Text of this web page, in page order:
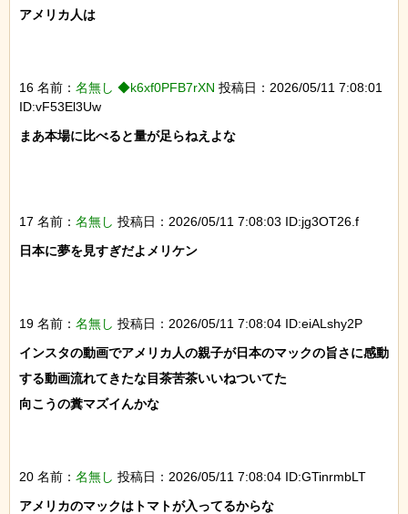
アメリカ人は
16 名前： 名無し ◆k6xf0PFB7rXN 投稿日：2026/05/11 7:08:01
ID:vF53El3Uw
まあ本場に比べると量が足らねえよな
17 名前： 名無し 投稿日：2026/05/11 7:08:03 ID:jg3OT26.f
日本に夢を見すぎだよメリケン
19 名前： 名無し 投稿日：2026/05/11 7:08:04 ID:eiALshy2P
インスタの動画でアメリカ人の親子が日本のマックの旨さに感動
する動画流れてきたな目茶苦茶いいねついてた
向こうの糞マズイんかな
20 名前： 名無し 投稿日：2026/05/11 7:08:04 ID:GTinrmbLT
アメリカのマックはトマトが入ってるからな